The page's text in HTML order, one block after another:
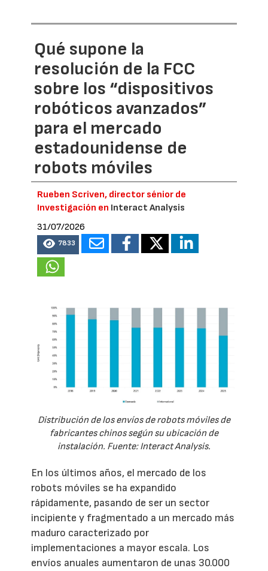
Qué supone la
resolución de la FCC
sobre los “dispositivos
robóticos avanzados”
para el mercado
estadounidense de
robots móviles
Rueben Scriven, director sénior de
Investigación en Interact Analysis
31/07/2026
7833
Distribución de los envíos de robots móviles de
fabricantes chinos según su ubicación de
instalación. Fuente: Interact Analysis.
En los últimos años, el mercado de los
robots móviles se ha expandido
rápidamente, pasando de ser un sector
incipiente y fragmentado a un mercado más
maduro caracterizado por
implementaciones a mayor escala. Los
envíos anuales aumentaron de unas 30.000